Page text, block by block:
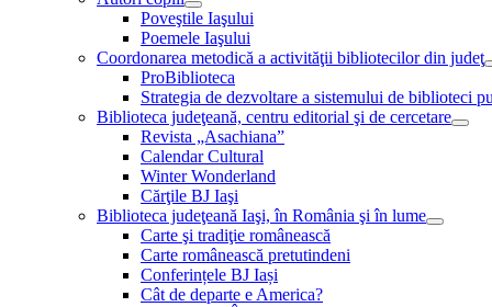
Poveştile Iaşului
Poemele Iaşului
Coordonarea metodică a activităţii bibliotecilor din judeţ
ProBiblioteca
Strategia de dezvoltare a sistemului de biblioteci
Biblioteca judeţeană, centru editorial şi de cercetare
Revista „Asachiana”
Calendar Cultural
Winter Wonderland
Cărţile BJ Iaşi
Biblioteca judeţeană Iaşi, în România şi în lume
Carte şi tradiţie românească
Carte românească pretutindeni
Conferințele BJ Iași
Cât de departe e America?